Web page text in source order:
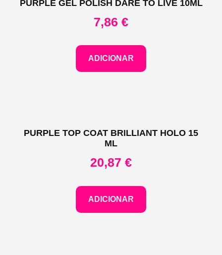
PURPLE GEL POLISH DARE TO LIVE 10ML
7,86 €
ADICIONAR
PURPLE TOP COAT BRILLIANT HOLO 15
ML
20,87 €
ADICIONAR